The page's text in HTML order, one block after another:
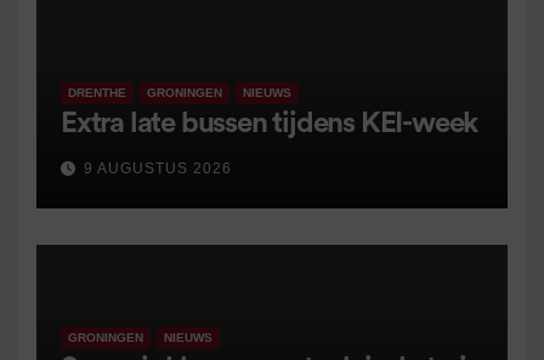
DRENTHE GRONINGEN NIEUWS
Extra late bussen tijdens KEI-week
9 AUGUSTUS 2026
GRONINGEN NIEUWS